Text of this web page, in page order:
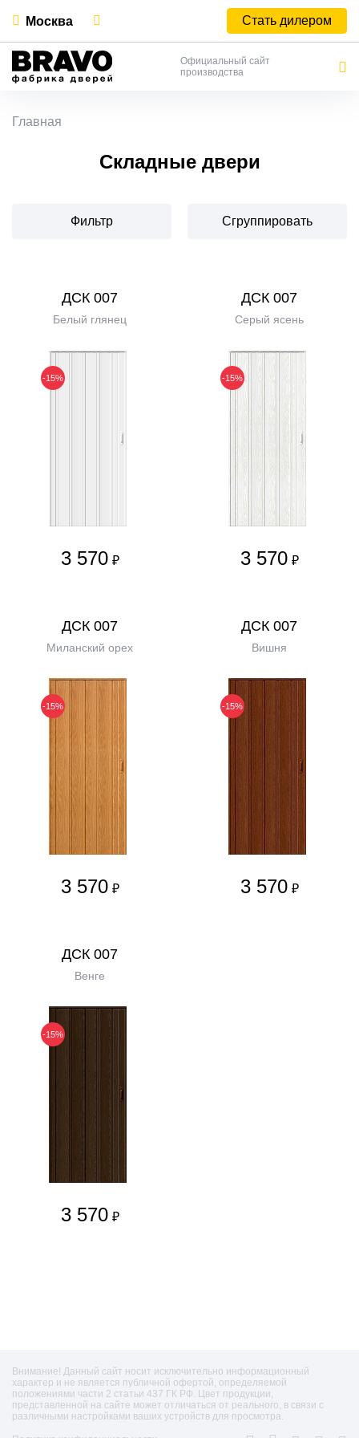
Москва Стать дилером
Официальный сайт
производства
Главная
Складные двери
Фильтр Сгруппировать
ДСК 007
Белый глянец
-15%
3 570 ₽
ДСК 007
Серый ясень
-15%
3 570 ₽
ДСК 007
Миланский орех
-15%
3 570 ₽
ДСК 007
Вишня
-15%
3 570 ₽
ДСК 007
Венге
-15%
3 570 ₽
Внимание! Данный сайт носит исключительно информационный
характер и не является публичной офертой, определяемой
положениями части 2 статьи 437 ГК РФ. Цвет продукции,
представленной на сайте может отличаться от реального, в связи с
различными настройками ваших устройств для просмотра.